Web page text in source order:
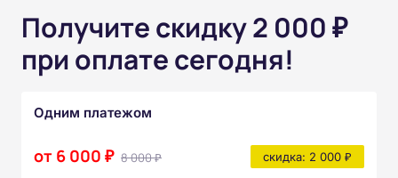
Получите скидку 2 000 ₽
при оплате сегодня!
Одним платежом
от 6 000 ₽ 8 000 ₽ скидка: 2 000 ₽